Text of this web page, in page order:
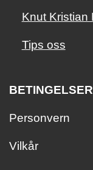
Knut Kristian
Tips oss
BETINGELSER
Personvern
Vilkår